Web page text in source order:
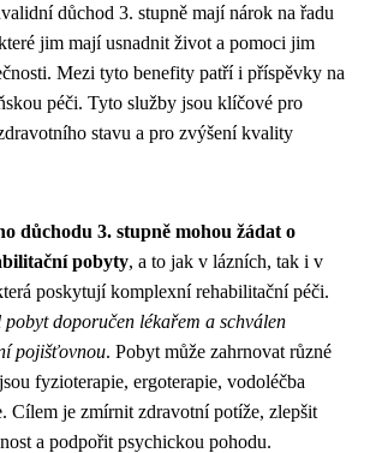
důchod 3. stupně mají nárok na řadu
jim mají usnadnit život a pomoci jim
Mezi tyto benefity patří i příspěvky na
péči. Tyto služby jsou klíčové pro
stavu a pro zvýšení kvality
důchodu 3. stupně mohou žádat o
pobyty, a to jak v lázních, tak i v
poskytují komplexní rehabilitační péči.
doporučen lékařem a schválen
pojišťovnou. Pobyt může zahrnovat různé
fyzioterapie, ergoterapie, vodoléčba
Cílem je zmírnit zdravotní potíže, zlepšit
a podpořit psychickou pohodu.